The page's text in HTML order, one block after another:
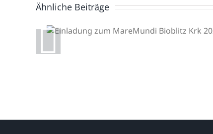
Ähnliche BeiträgeEinladung zum
MareMundi Bioblitz Krk